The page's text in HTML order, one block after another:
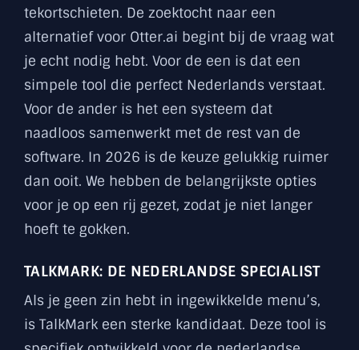
tekortschieten. De zoektocht naar een
alternatief voor Otter.ai begint bij de vraag wat
je echt nodig hebt. Voor de een is dat een
simpele tool die perfect Nederlands verstaat.
Voor de ander is het een systeem dat
naadloos samenwerkt met de rest van de
software. In 2026 is de keuze gelukkig ruimer
dan ooit. We hebben de belangrijkste opties
voor je op een rij gezet, zodat je niet langer
hoeft te gokken.
TALKMARK: DE NEDERLANDSE SPECIALIST
Als je geen zin hebt in ingewikkelde menu’s,
is TalkMark een sterke kandidaat. Deze tool is